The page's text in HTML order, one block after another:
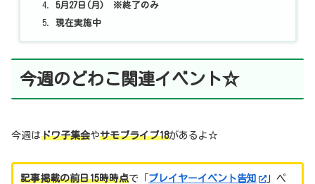
5月27日(月) ※終了のみ
現在実施中
今週のどわこ関連イベント☆
今週はドワ子集会やサモブライブ18があるよ☆
記事掲載の前日15時時点で「 プレイヤーイベント告知
」ペ